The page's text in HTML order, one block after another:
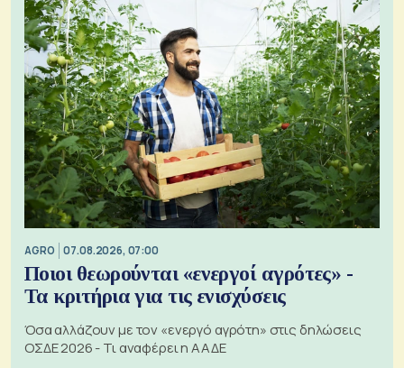
AGRO 07.08.2026, 07:00
Ποιοι θεωρούνται «ενεργοί αγρότες» -
Τα κριτήρια για τις ενισχύσεις
Όσα αλλάζουν με τον «ενεργό αγρότη» στις δηλώσεις
ΟΣΔΕ 2026 - Τι αναφέρει η ΑΑΔΕ